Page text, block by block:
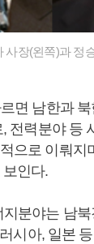
장(왼쪽)과 정
면 남한과
전력분야 등
으로 이뤄지
인다.
지분야는 남
시아, 일본